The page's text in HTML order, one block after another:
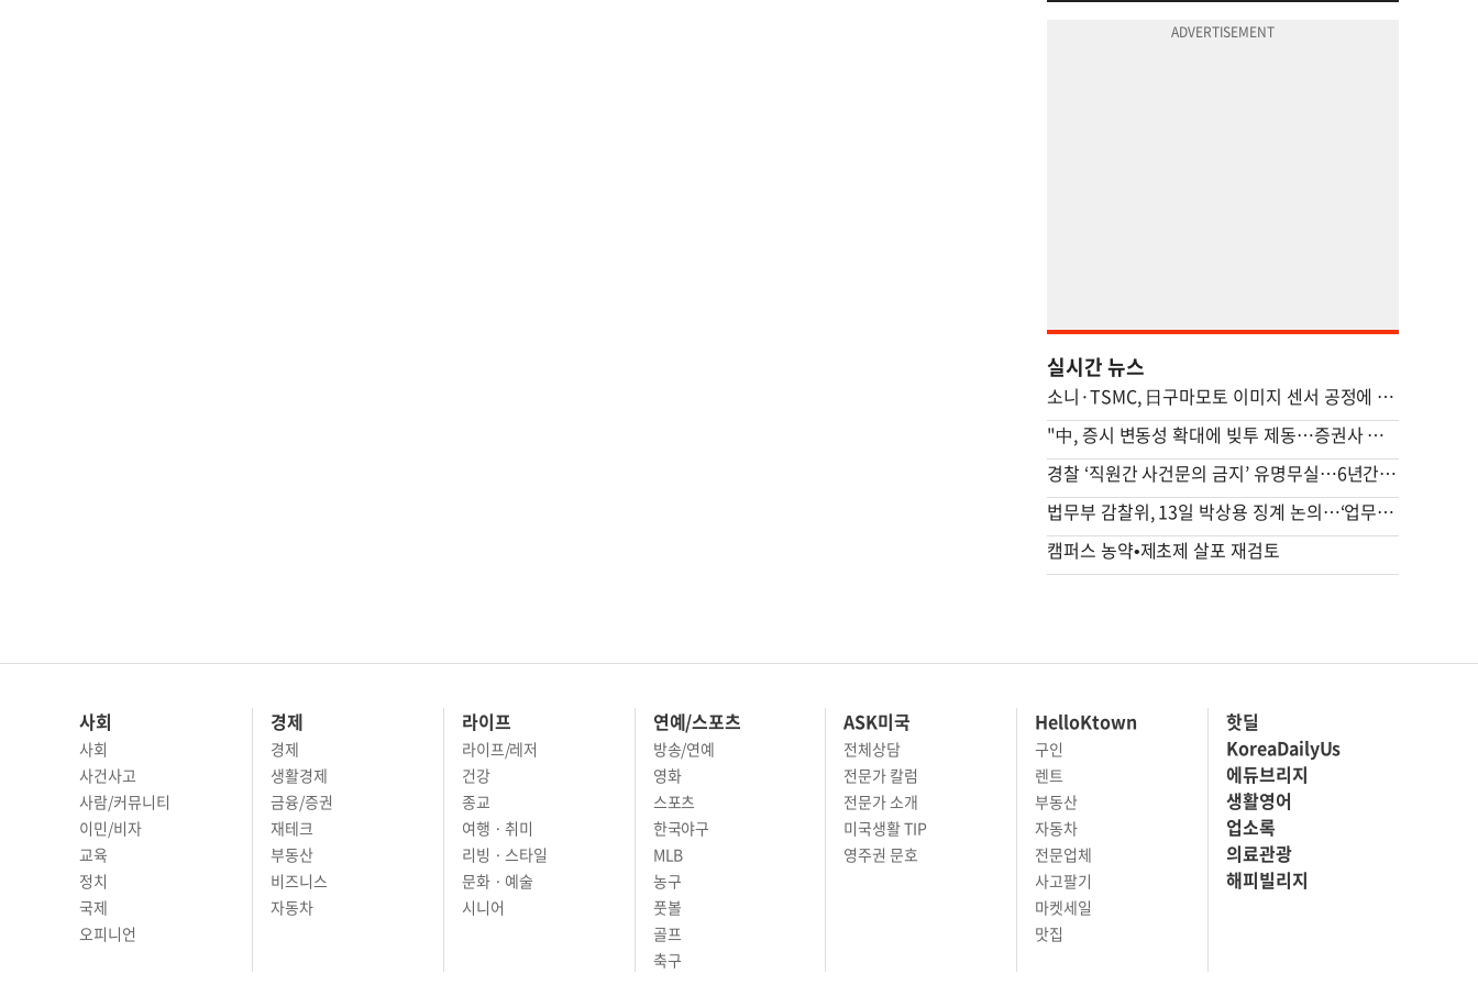
실시간 뉴스
소니·TSMC, 日구마모토 이미지 센서 공정에 9조원 합작 투자
"中, 증시 변동성 확대에 빚투 제동…증권사 거래 심사 강화"
경찰 ‘직원간 사건문의 금지’ 유명무실…6년간 징계 단 3건
법무부 감찰위, 13일 박상용 징계 논의…‘업무중 페북’도 심의
캠퍼스 농약•제초제 살포 재검토
사회
사회
사건사고
사람/커뮤니티
이민/비자
교육
정치
국제
오피니언
경제
경제
생활경제
금융/증권
재테크
부동산
비즈니스
자동차
라이프
라이프/레저
건강
종교
여행 · 취미
리빙 · 스타일
문화 · 예술
시니어
연예/스포츠
방송/연예
영화
스포츠
한국야구
MLB
농구
풋볼
골프
축구
ASK미국
전체상담
전문가 칼럼
전문가 소개
미국생활 TIP
영주권 문호
HelloKtown
구인
렌트
부동산
자동차
전문업체
사고팔기
마켓세일
맛집
핫딜
KoreaDailyUs
에듀브리지
생활영어
업소록
의료관광
해피빌리지